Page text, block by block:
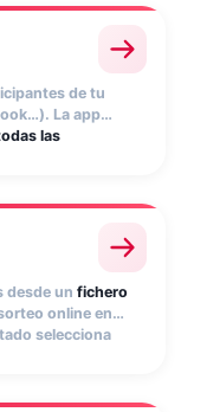
de tu
La app
las
desde un fichero
online en
selecciona